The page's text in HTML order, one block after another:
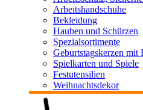
Arbeitshandschuhe
Bekleidung
Hauben und Schürzen
Spezialsortimente
Geburtstagskerzen mit
Spielkarten und Spiele
Festutensilien
Weihnachtsdekor